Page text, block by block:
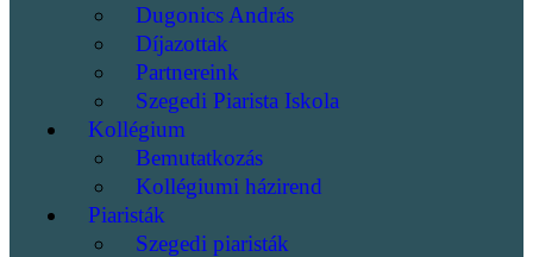
Dugonics András
Díjazottak
Partnereink
Szegedi Piarista Iskola
Kollégium
Bemutatkozás
Kollégiumi házirend
Piaristák
Szegedi piaristák